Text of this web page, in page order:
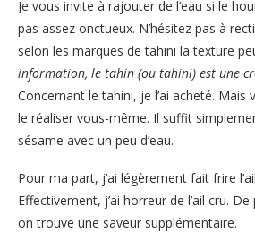
Je vous invite à rajouter de l’eau si le
pas assez onctueux. N’hésitez pas à
selon les marques de tahini la texture
information, le tahin (ou tahini) est une
Concernant le tahini, je l’ai acheté. Mais
le réaliser vous-même. Il suffit
sésame avec un peu d’eau.
Pour ma part, j’ai légèrement fait frire
Effectivement, j’ai horreur de l’ail cru.
on trouve une saveur supplémentaire.